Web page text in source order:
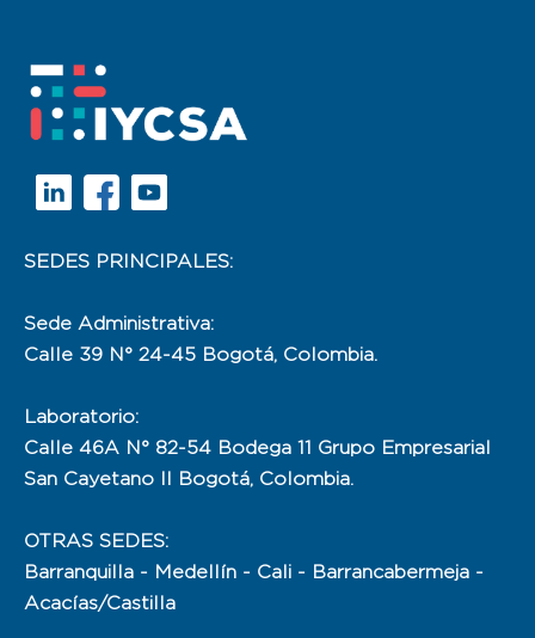
SEDES PRINCIPALES:
Sede Administrativa:
Calle 39 N° 24-45 Bogotá, Colombia.
Laboratorio:
Calle 46A N° 82-54 Bodega 11 Grupo Empresarial
San Cayetano II Bogotá, Colombia.
OTRAS SEDES:
Barranquilla - Medellín - Cali - Barrancabermeja -
Acacías/Castilla